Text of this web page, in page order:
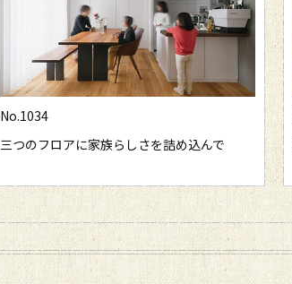
No.1034
三つのフロアに家族らしさを詰め込んで